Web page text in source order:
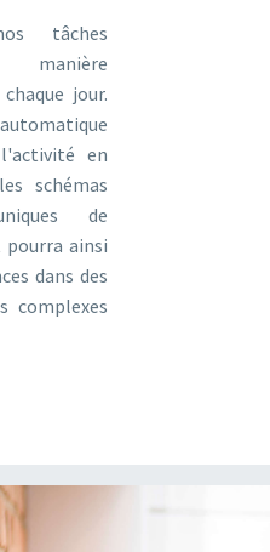
tâches
manière
jour.
en
schémas
de
pourra ainsi
dans des
complexes